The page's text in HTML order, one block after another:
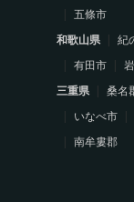
五條市
和歌山県
紀
有田市
三重県
桑名
いなべ市
南牟婁郡